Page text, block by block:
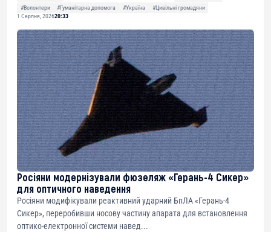
#Волонтери
#Гуманітарна допомога #Україна
#Цивільні громадяни
1 Серпня, 202620:33
Росіяни модернізували фюзеляж «Герань-4 Сикер»
для оптичного наведення
Росіяни модифікували реактивний ударний БпЛА «Герань-4
Сикер», переробивши носову частину апарата для встановлення
оптико-електронної системи навед...